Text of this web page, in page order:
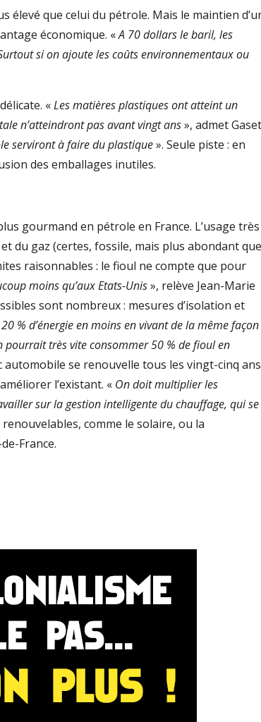
élevé que celui du pétrole. Mais le maintien
économique. «A 70 dollars le baril, les
si on ajoute les coûts environnementaux ou
«Les matières plastiques ont atteint un
n’atteindront pas avant vingt ans», admet
serviront à faire du plastique». Seule piste : en
des emballages inutiles.
gourmand en pétrole en France. L’usage très
du gaz (certes, fossile, mais plus abondant que
raisonnables : le fioul ne compte que pour
moins qu’aux Etats-Unis», relève Jean-Marie
sont nombreux : mesures d’isolation et
% d’énergie en moins en vivant de la même façon
pourrait très vite consommer 50 % de fioul en
automobile se renouvelle tous les vingt-cinq
l’existant. « On doit multiplier les
sur la gestion intelligente du chauffage, qui se
comme le solaire, ou la
France.